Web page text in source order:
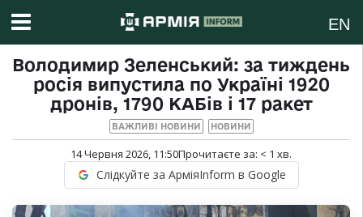
EN
Володимир Зеленський: за тиждень
росія випустила по Україні 1920
дронів, 1790 КАБів і 17 ракет
ВАЖЛИВІ НОВИНИ НОВИНИ
14 Червня 2026, 11:50Прочитаєте за: < 1 хв.
Слідкуйте за АрміяInform в Google